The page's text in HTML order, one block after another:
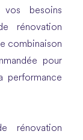
besoins
rénovation
combinaison
pour
performance
rénovation